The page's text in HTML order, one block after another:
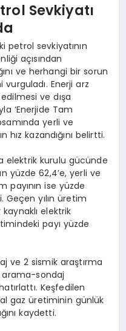
Sevkiyatı
petrol sevkiyatının
açısından
ve herhangi bir sorun
Enerji arz
ve dışa
‘Enerjide Tam
yerli ve
hız kazandığını belirtti.
elektrik kurulu gücünde
yüzde 62,4’e, yerli ve
payının ise yüzde
Geçen yılın üretim
elektrik
payı yüzde
ve 2 sismik araştırma
sondaj
Keşfedilen
gaz üretiminin günlük
kaydetti.